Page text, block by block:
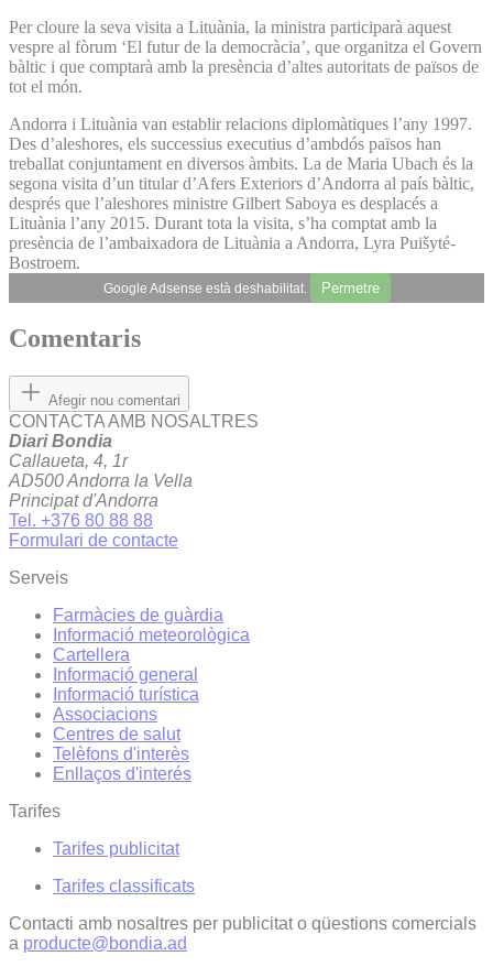
Per cloure la seva visita a Lituània, la ministra participarà aquest
vespre al fòrum ‘El futur de la democràcia’, que organitza el Govern
bàltic i que comptarà amb la presència d’altes autoritats de països de
tot el món.
Andorra i Lituània van establir relacions diplomàtiques l’any 1997.
Des d’aleshores, els successius executius d’ambdós països han
treballat conjuntament en diversos àmbits. La de Maria Ubach és la
segona visita d’un titular d’Afers Exteriors d’Andorra al país bàltic,
després que l’aleshores ministre Gilbert Saboya es desplacés a
Lituània l’any 2015. Durant tota la visita, s’ha comptat amb la
presència de l’ambaixadora de Lituània a Andorra, Lyra Puišyté-
Bostroem.
Google Adsense està deshabilitat. Permetre
Comentaris
Afegir nou comentari
CONTACTA AMB NOSALTRES
Diari Bondia
Callaueta, 4, 1r
AD500 Andorra la Vella
Principat d'Andorra
Tel. +376 80 88 88
Formulari de contacte
Serveis
Farmàcies de guàrdia
Informació meteorològica
Cartellera
Informació general
Informació turística
Associacions
Centres de salut
Telèfons d'interès
Enllaços d'interés
Tarifes
Tarifes publicitat
Tarifes classificats
Contacti amb nosaltres per publicitat o qüestions comercials
a producte@bondia.ad